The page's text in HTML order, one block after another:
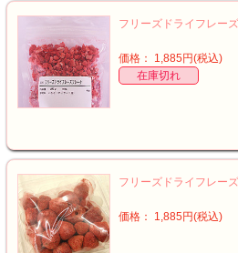
フリーズドライフレー
価格： 1,885円(税込)
在庫切れ
フリーズドライフレー
価格： 1,885円(税込)